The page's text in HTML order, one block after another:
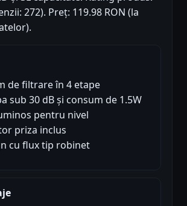
272). Preț: 119.98 RON (la
de filtrare în 4 etape
sub 30 dB și consum de 1.5W
pentru nivel
priza inclus
cu flux tip robinet